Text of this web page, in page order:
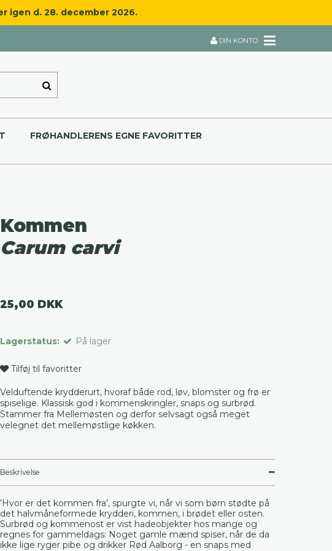
igen d. 28. december 2026.
DIN KONTO
FRØHANDLERENS EGNE FAVORITTER
Kommen
Carum carvi
25,00 DKK
Lagerstatus: På lager
Tilføj til favoritter
Velduftende krydderurt, hvoraf både rod, løv, blomster og frø er
spiselige. Klassisk god i kommenskringler, snaps og surbrød.
Stammer fra Mellemøsten og derfor selvsagt også meget
velegnet det mellemøstlige køkken.
Beskrivelse
’Hvor er det kommen fra’, spurgte vi, når vi som børn stødte på
det halvmåneformede krydderi, kommen, i brødet eller osten.
Surbrød og kommenost er vist hadeobjekter hos mange og
regnes for gammeldags: Noget gamle mænd spiser, når de da
ikke lige ryger pibe og drikker Rød Aalborg - en snaps med